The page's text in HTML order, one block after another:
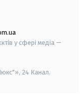
у сфері медіа —
24 Канал.